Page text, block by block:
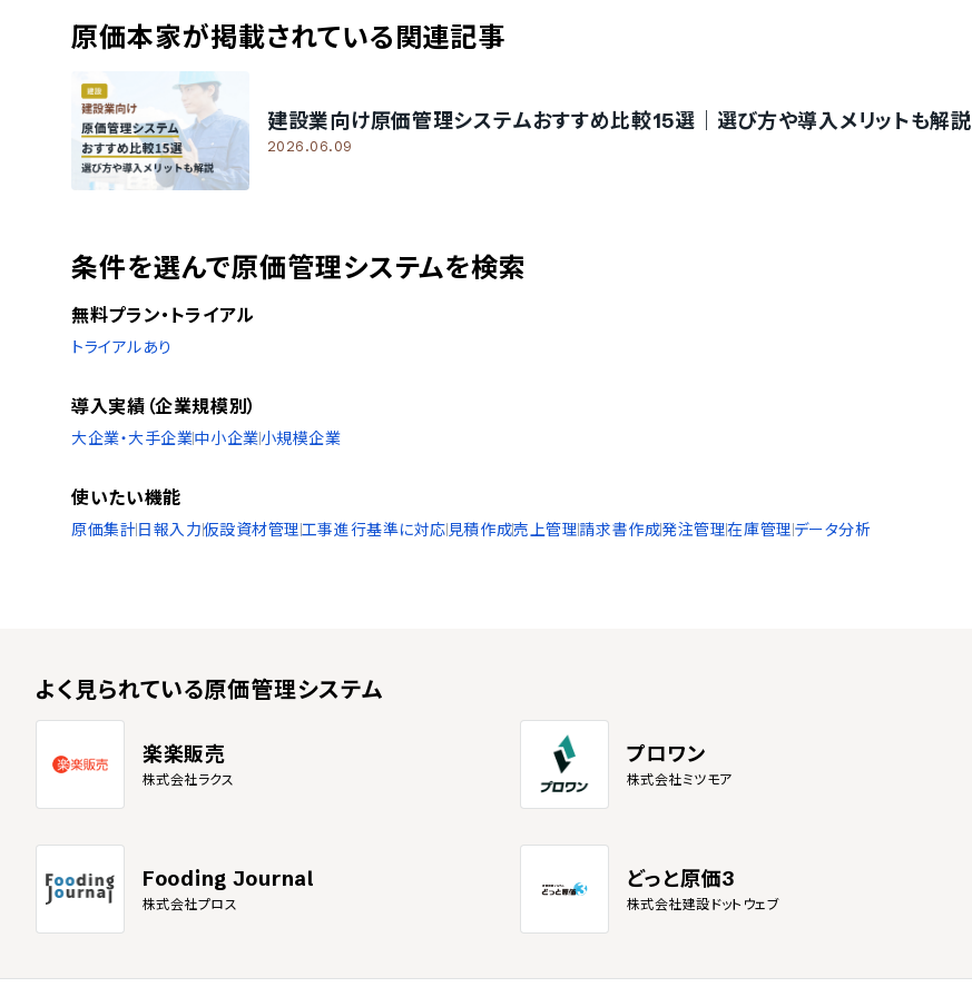
原価本家が掲載されている関連記事
建設業向け原価管理システムおすすめ比較15選｜選び方や導入メリットも解説
2026.06.09
条件を選んで原価管理システムを検索
無料プラン・トライアル
トライアルあり
導入実績（企業規模別）
大企業・大手企業中小企業小規模企業
使いたい機能
原価集計日報入力仮設資材管理工事進行基準に対応見積作成売上管理請求書作成発注管理在庫管理データ分析
よく見られている原価管理システム
楽楽販売
株式会社ラクス
プロワン
株式会社ミツモア
Fooding Journal
株式会社プロス
どっと原価3
株式会社建設ドットウェブ